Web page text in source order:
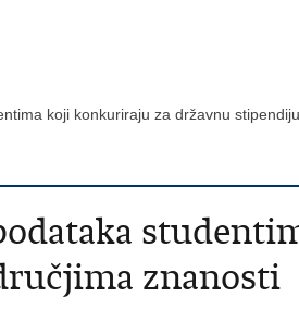
koji konkuriraju za državnu
znanosti